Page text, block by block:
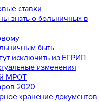
ставки
знать о больничных в
быть
исключить из ЕГРИП
изменения
МРОТ
2020
хранение документов